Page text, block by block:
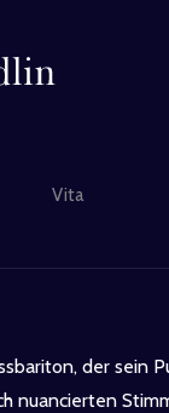
Vita
der sein
nuancierten